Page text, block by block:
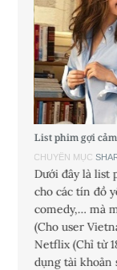
List phim gợi
CHUYÊN MỤC
Dưới đây là list
cho các tín đồ
comedy,… mà
(Cho user
Netflix (Chỉ từ
dụng tài khoản